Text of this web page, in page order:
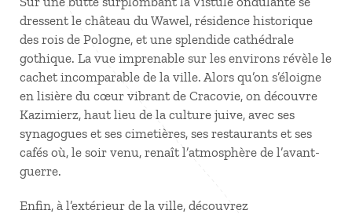
dressent le château du Wawel, résidence historique
des rois de Pologne, et une splendide cathédrale
gothique. La vue imprenable sur les environs révèle le
cachet incomparable de la ville. Alors qu’on s’éloigne
en lisière du cœur vibrant de Cracovie, on découvre
Kazimierz, haut lieu de la culture juive, avec ses
synagogues et ses cimetières, ses restaurants et ses
cafés où, le soir venu, renaît l’atmosphère de l’avant-
guerre.
Enfin, à l’extérieur de la ville, découvrez